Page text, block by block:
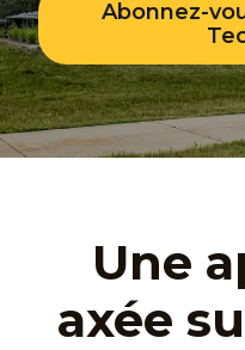
Abonnez-
Une
axée